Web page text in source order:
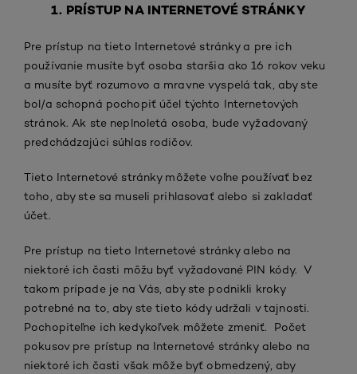
1. PRÍSTUP NA INTERNETOVÉ STRÁNKY
Pre prístup na tieto Internetové stránky a pre ich
používanie musíte byť osoba staršia ako 16 rokov veku
a musíte byť rozumovo a mravne vyspelá tak, aby ste
bol/a schopná pochopiť účel týchto Internetových
stránok. Ak ste neplnoletá osoba, bude vyžadovaný
predchádzajúci súhlas rodičov.
Tieto Internetové stránky môžete voľne používať bez
toho, aby ste sa museli prihlasovať alebo si zakladať
účet.
Pre prístup na tieto Internetové stránky alebo na
niektoré ich časti môžu byť vyžadované PIN kódy. V
takom prípade je na Vás, aby ste podnikli kroky
potrebné na to, aby ste tieto kódy udržali v tajnosti.
Pochopiteľne ich kedykoľvek môžete zmeniť. Počet
pokusov pre prístup na Internetové stránky alebo na
niektoré ich časti však môže byť obmedzený, aby